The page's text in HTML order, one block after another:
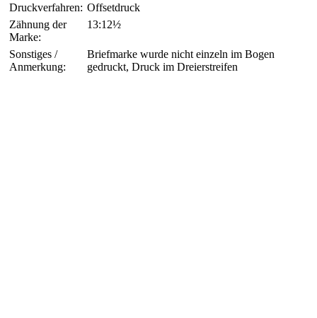
Druckverfahren: Offsetdruck
Zähnung der
Marke:
13:12½
Sonstiges /
Anmerkung:
Briefmarke wurde nicht einzeln im Bogen
gedruckt, Druck im Dreierstreifen